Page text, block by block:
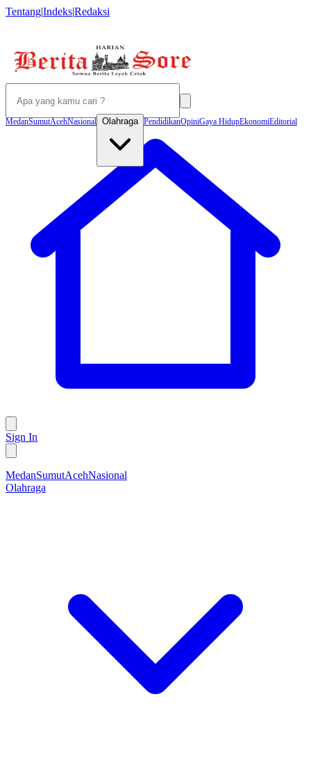
Tentang|Indeks|Redaksi
MedanSumutAcehNasional Olahraga PendidikanOpiniGaya HidupEkonomiEditorial
Sign In
MedanSumutAcehNasional
Olahraga